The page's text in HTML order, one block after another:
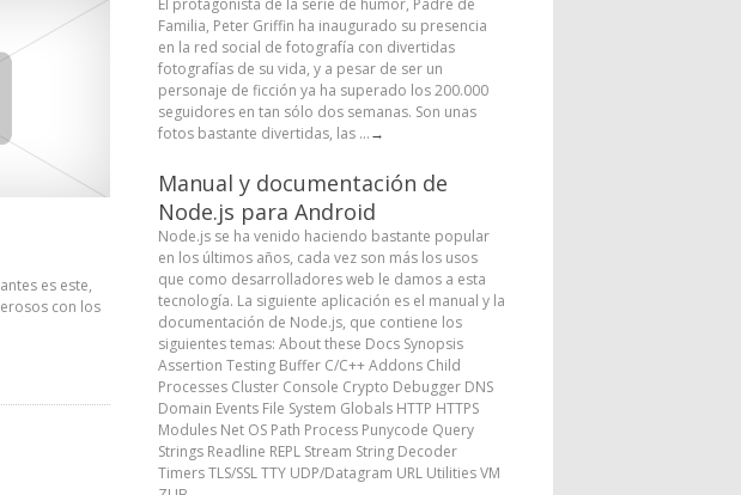
es este,
con los
El protagonista de la serie de humor, Padre de
Familia, Peter Griffin ha inaugurado su presencia
en la red social de fotografía con divertidas
fotografías de su vida, y a pesar de ser un
personaje de ficción ya ha superado los 200.000
seguidores en tan sólo dos semanas. Son unas
fotos bastante divertidas, las ...→
Manual y documentación de
Node.js para Android
Node.js se ha venido haciendo bastante popular
en los últimos años, cada vez son más los usos
que como desarrolladores web le damos a esta
tecnología. La siguiente aplicación es el manual y la
documentación de Node.js, que contiene los
siguientes temas: About these Docs Synopsis
Assertion Testing Buffer C/C++ Addons Child
Processes Cluster Console Crypto Debugger DNS
Domain Events File System Globals HTTP HTTPS
Modules Net OS Path Process Punycode Query
Strings Readline REPL Stream String Decoder
Timers TLS/SSL TTY UDP/Datagram URL Utilities VM